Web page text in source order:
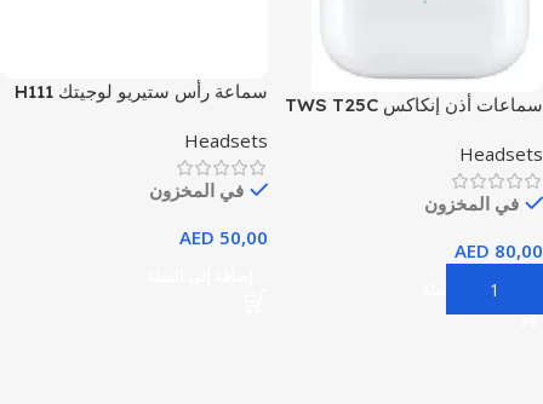
سماعات أذن إنكاكس TWS T25C
Headsets
في المخزون
AED 80,00
إضافة إلى السلة
سماعة رأس ستيريو لوجيتك H111
Headsets
في المخزون
AED 50,00